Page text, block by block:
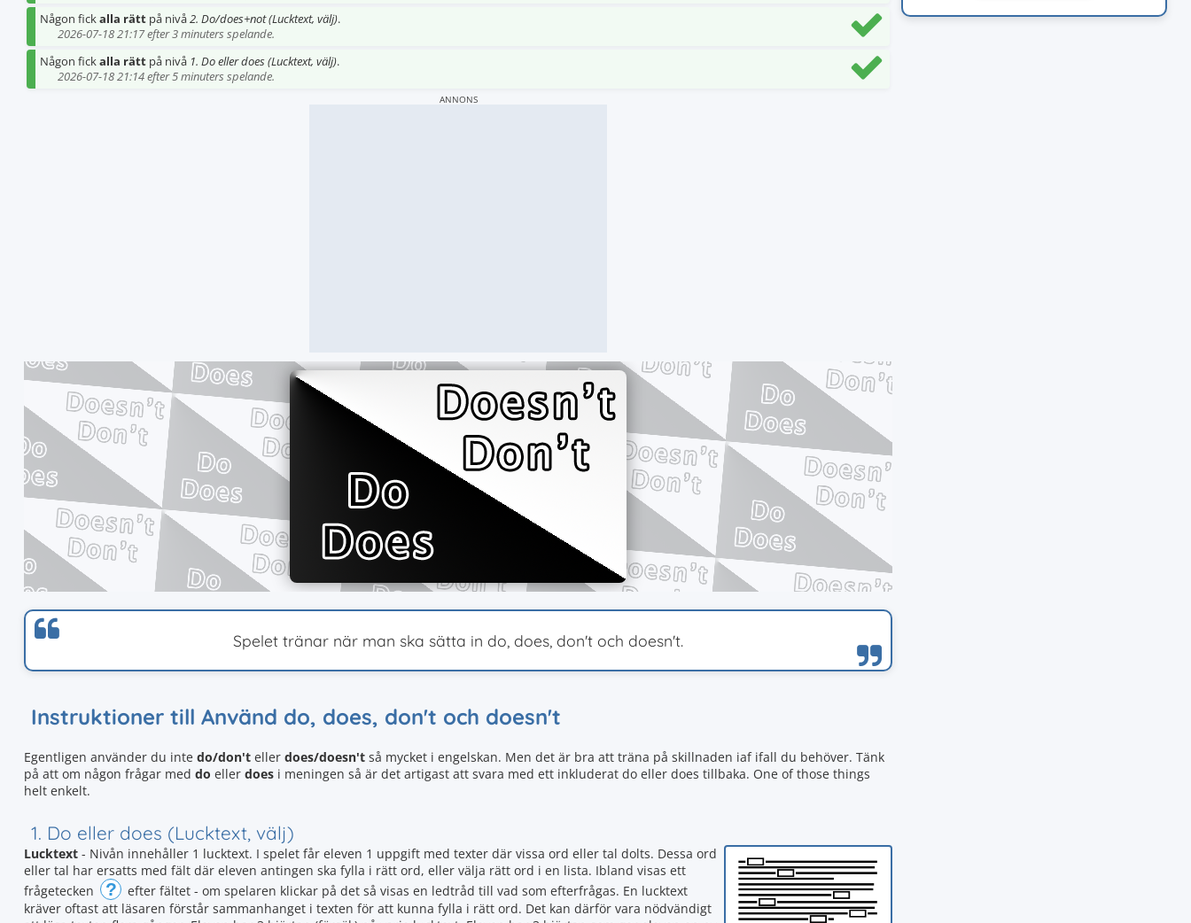
Någon fickalla rätt på nivå2. Do/does+not (Lucktext, välj).
2026-07-18 21:17 efter 3 minuters spelande.
Någon fickalla rätt på nivå 1. Do eller does (Lucktext, välj).
2026-07-18 21:14 efter 5 minuters spelande.
ANNONS
Spelet tränar när man ska sätta in do, does, don't och doesn't.
Instruktioner till Använd do, does, don't och doesn't
Egentligen använder du inte do/don't eller does/doesn't så mycket i engelskan. Men det är bra att träna på skillnaden iaf ifall du behöver. Tänk
på att om någon frågar med do eller does i meningen så är det artigast att svara med ett inkluderat do eller does tillbaka. One of those things
helt enkelt.
1. Do eller does (Lucktext, välj)
Lucktext - Nivån innehåller 1 lucktext. I spelet får eleven 1 uppgift med texter där vissa ord eller tal dolts. Dessa ord
eller tal har ersatts med fält där eleven antingen ska fylla i rätt ord, eller välja rätt ord i en lista. Ibland visas ett
frågetecken
?
efter fältet - om spelaren klickar på det så visas en ledtråd till vad som efterfrågas. En lucktext
kräver oftast att läsaren förstår sammanhanget i texten för att kunna fylla i rätt ord. Det kan därför vara nödvändigt